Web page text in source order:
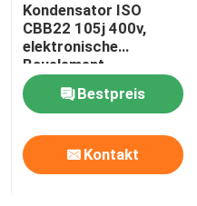
Kondensator ISO
CBB22 105j 400v,
elektronische
Bauelement-
Kondensator
Bestpreis
Kontakt